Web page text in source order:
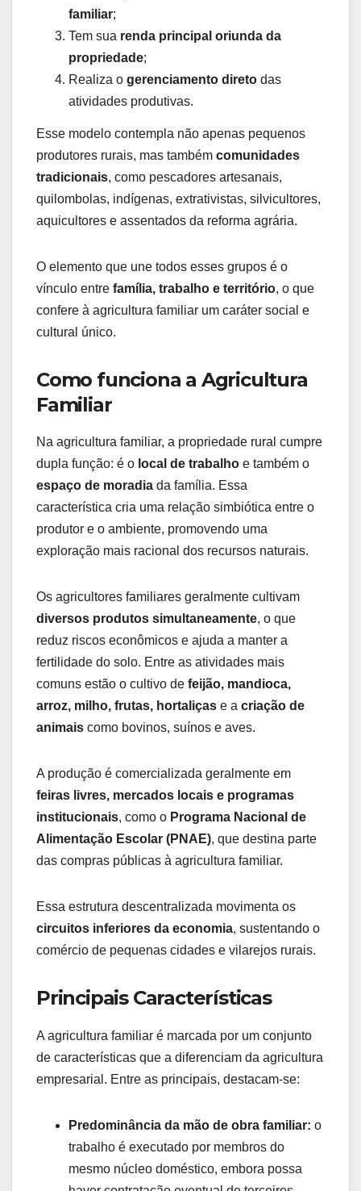
familiar;
Tem sua renda principal oriunda da
propriedade;
Realiza o gerenciamento direto das
atividades produtivas.
Esse modelo contempla não apenas pequenos
produtores rurais, mas também comunidades
tradicionais, como pescadores artesanais,
quilombolas, indígenas, extrativistas, silvicultores,
aquicultores e assentados da reforma agrária.
O elemento que une todos esses grupos é o
vínculo entre família, trabalho e território, o que
confere à agricultura familiar um caráter social e
cultural único.
Como funciona a Agricultura
Familiar
Na agricultura familiar, a propriedade rural cumpre
dupla função: é o local de trabalho e também o
espaço de moradia da família. Essa
característica cria uma relação simbiótica entre o
produtor e o ambiente, promovendo uma
exploração mais racional dos recursos naturais.
Os agricultores familiares geralmente cultivam
diversos produtos simultaneamente, o que
reduz riscos econômicos e ajuda a manter a
fertilidade do solo. Entre as atividades mais
comuns estão o cultivo de feijão, mandioca,
arroz, milho, frutas, hortaliças e a criação de
animais como bovinos, suínos e aves.
A produção é comercializada geralmente em
feiras livres, mercados locais e programas
institucionais, como o Programa Nacional de
Alimentação Escolar (PNAE), que destina parte
das compras públicas à agricultura familiar.
Essa estrutura descentralizada movimenta os
circuitos inferiores da economia, sustentando o
comércio de pequenas cidades e vilarejos rurais.
Principais Características
A agricultura familiar é marcada por um conjunto
de características que a diferenciam da agricultura
empresarial. Entre as principais, destacam-se:
Predominância da mão de obra familiar: o
trabalho é executado por membros do
mesmo núcleo doméstico, embora possa